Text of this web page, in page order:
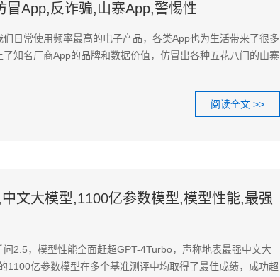
冒App,反诈骗,山寨App,警惕性
日常使用频率最高的电子产品，各类App也为生活带来了很多
知名厂商App的品牌和数据价值，仿冒出各种五花八门的山寨
阅读全文 >>
文大模型,1100亿参数模型,模型性能,最强
问2.5，模型性能全面赶超GPT-4Turbo，声称地表最强中文大
1100亿参数模型在多个基准测评中均取得了最佳成绩，成功超